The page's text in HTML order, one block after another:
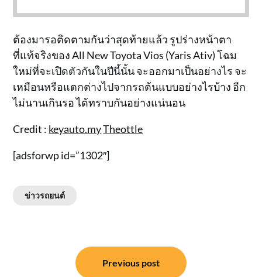
ต้องมารอติดตามกันว่าสุดท้ายแล้ว รูปร่างหน้าตา
ที่แท้จริงของ All New Toyota Vios (Yaris Ativ) โฉม
ใหม่ที่จะเปิดตัวกันในปีนี้นั้น จะออกมาเป็นอย่างไร จะ
เหมือนหรือแตกต่างไปจากรถต้นแบบอย่างไรบ้าง อีก
ไม่นานเกินรอ ได้ทราบกันอย่างแน่นอน
Credit : keyauto.myTheottle
[adsforwp id=”1302″]
ข่าวรถยนต์
Previous post